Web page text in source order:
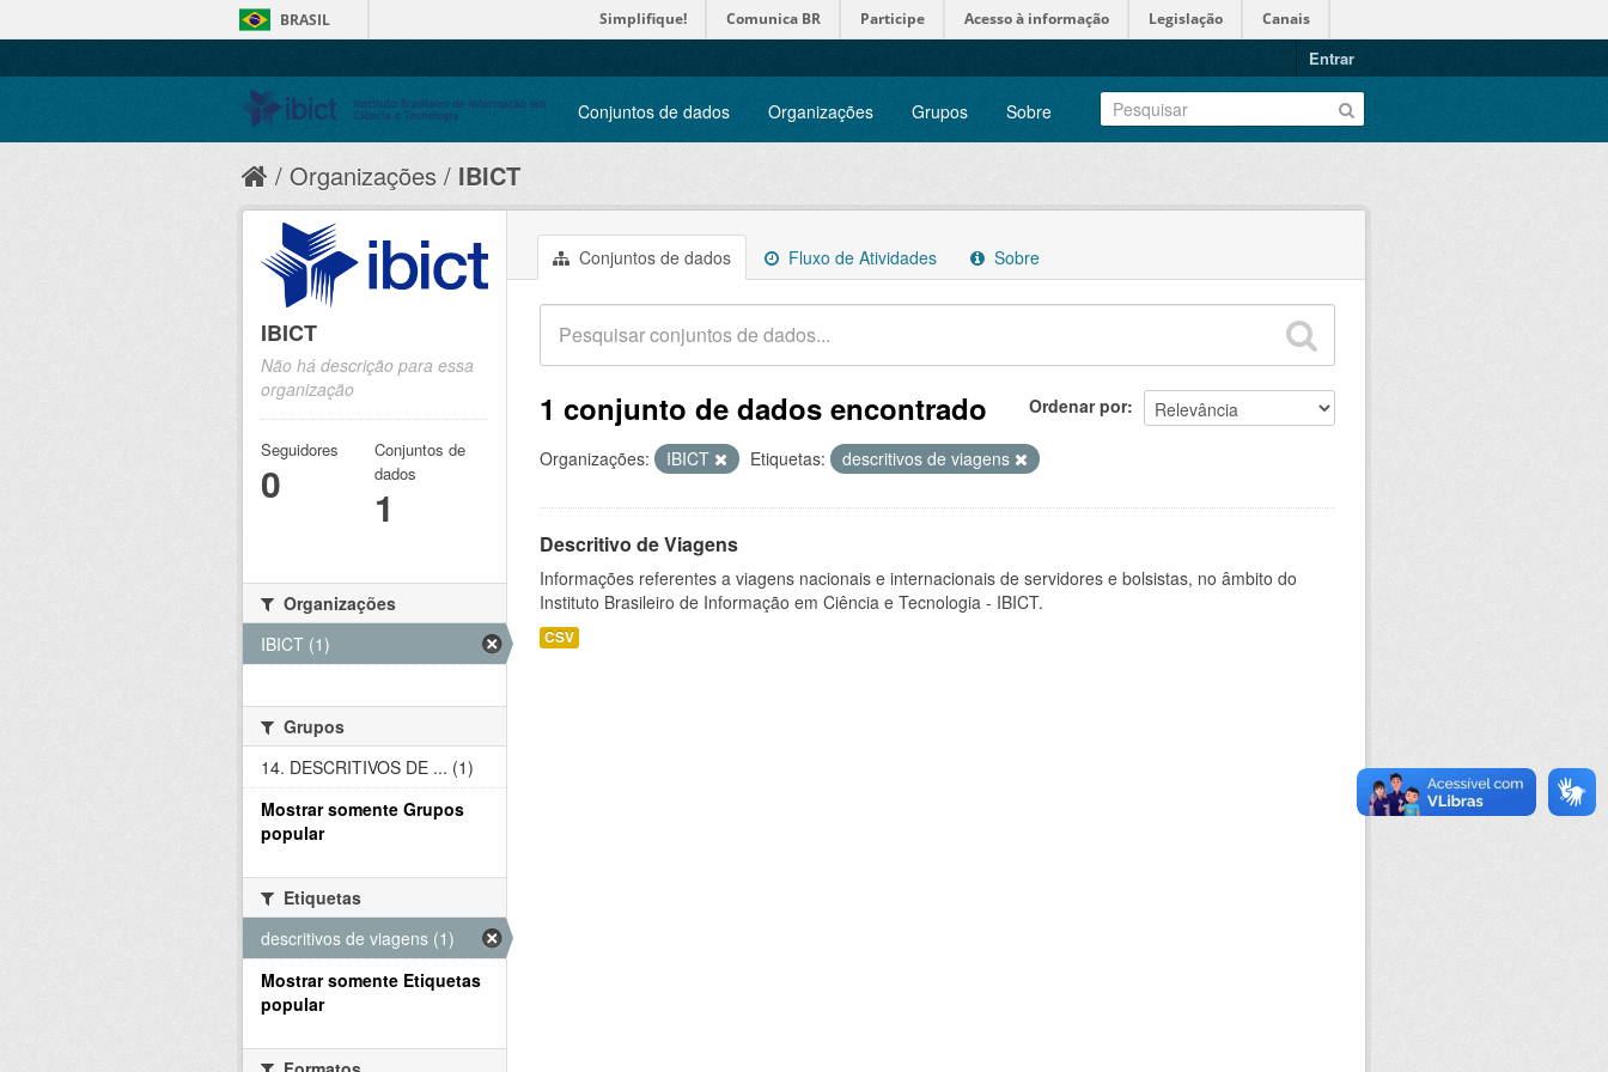
BRASIL Simplifique! Comunica BR Participe Acesso à informação Legislação Canais
Entrar
Conjuntos de dados Organizações Grupos Sobre
Organizações IBICT
Conjuntos de dados Fluxo de Atividades Sobre
Ordenar por
1 conjunto de dados encontrado
Organizações: IBICT Etiquetas: descritivos de viagens
Descritivo de Viagens
Informações referentes a viagens nacionais e internacionais de servidores e bolsistas, no âmbito do
Instituto Brasileiro de Informação em Ciência e Tecnologia - IBICT.
CSV
IBICT
Não há descrição para essa
organização
Seguidores
0
Conjuntos de
dados
1
Organizações
IBICT (1)
Grupos
14. DESCRITIVOS DE ... (1)
Mostrar somente Grupos
popular
Etiquetas
descritivos de viagens (1)
Mostrar somente Etiquetas
popular